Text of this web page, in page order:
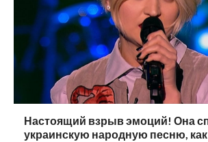
Настоящий взрыв эмоций! Она
украинскую народную песню, как